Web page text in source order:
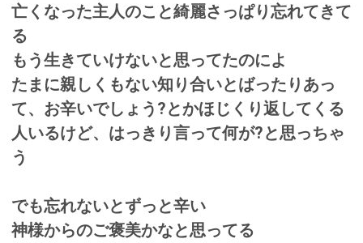
亡くなった主人のこと綺麗さっぱり忘れてきて
る
もう生きていけないと思ってたのによ
たまに親しくもない知り合いとばったりあっ
て、お辛いでしょう?とかほじくり返してくる
人いるけど、はっきり言って何が?と思っちゃ
う
でも忘れないとずっと辛い
神様からのご褒美かなと思ってる